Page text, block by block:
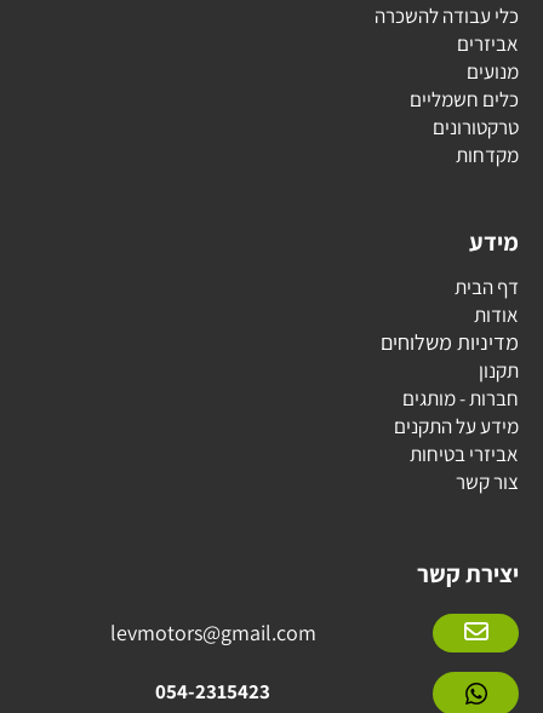
כלי עבודה להשכרה
אביזרים
מנועים
כלים חשמליים
טרקטורונים
מקדחות
מידע
דף הבית
אודות
מדיניות משלוחים
תקנון
חברות - מותגים
מידע על התקנים
אביזרי בטיחות
צור קשר
יצירת קשר
levmotors@gmail.com
054-2315423